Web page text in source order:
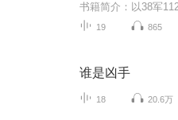
19 865
谁是凶手
18 20.6万